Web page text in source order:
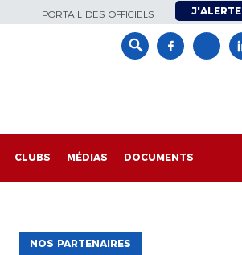
PORTAIL DES OFFICIELS J'ALERTE
CLUBS MÉDIAS DOCUMENTS
NOS PARTENAIRES